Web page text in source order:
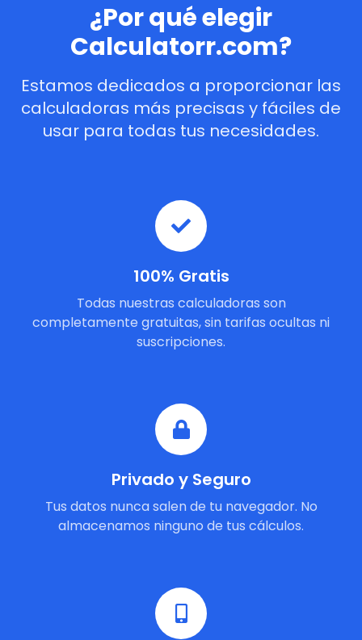
¿Por qué elegir
Calculatorr.com?
Estamos dedicados a proporcionar las
calculadoras más precisas y fáciles de
usar para todas tus necesidades.
100% Gratis
Todas nuestras calculadoras son
completamente gratuitas, sin tarifas ocultas ni
suscripciones.
Privado y Seguro
Tus datos nunca salen de tu navegador. No
almacenamos ninguno de tus cálculos.